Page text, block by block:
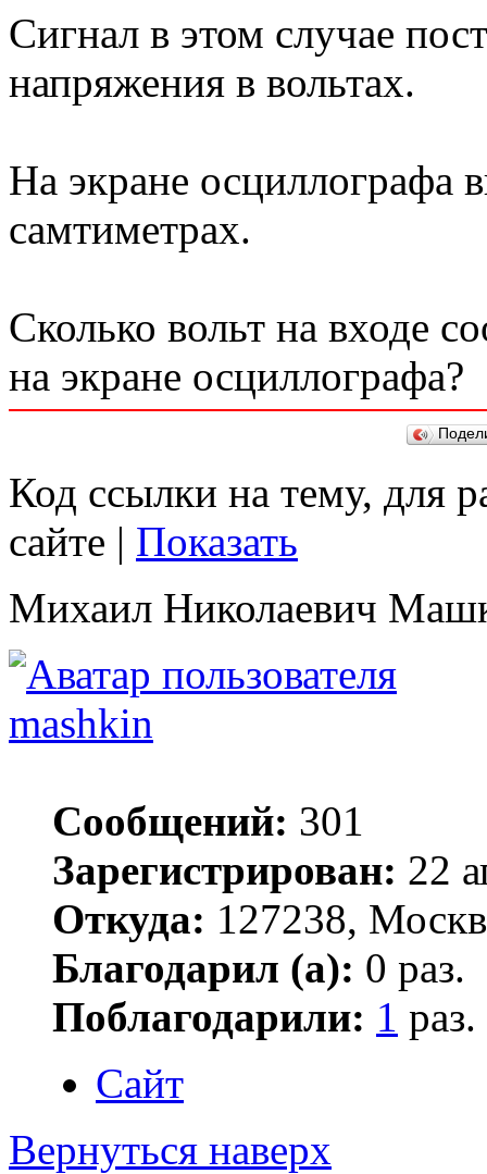
Сигнал в этом случае
напряжения в вольтах.
На экране осциллографа
самтиметрах.
Сколько вольт на входе
на экране осциллографа?
Код ссылки на тему, для
сайте | Показать
Михаил Николаевич
mashkin
Сообщений: 301
Зарегистрирован: 22
Откуда: 127238,
Благодарил (а): 0 раз.
Поблагодарили: 1 раз.
Сайт
Вернуться наверх